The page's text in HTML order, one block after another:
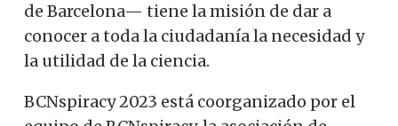
de Barcelona— tiene la misión de dar a
conocer a toda la ciudadanía la necesidad y
la utilidad de la ciencia.
BCNspiracy 2023 está coorganizado por el